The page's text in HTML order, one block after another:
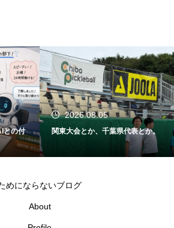
との付
2026.08.05
関東大会とか、千葉県代表とか。
めにならないブログ
About